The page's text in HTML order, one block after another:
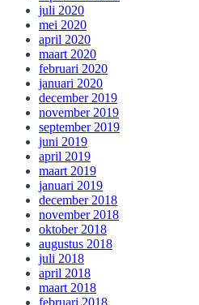
juli 2020
mei 2020
april 2020
maart 2020
februari 2020
januari 2020
december 2019
november 2019
september 2019
juni 2019
april 2019
maart 2019
januari 2019
december 2018
november 2018
oktober 2018
augustus 2018
juli 2018
april 2018
maart 2018